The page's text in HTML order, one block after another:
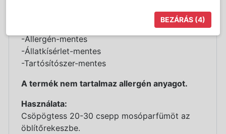
kellemes illatot kölcsönöz a ruháknak.
-Allergén-mentes
-Állatkísérlet-mentes
-Tartósítószer-mentes
A termék nem tartalmaz allergén anyagot.
Használata:
Csöpögtess 20-30 csepp mosóparfümöt az
öblítőrekeszbe.
BEZÁRÁS (4)